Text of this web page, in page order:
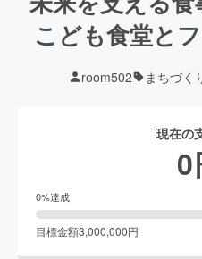
こども食堂と
room502 まちづく
現在の
0
0%達成
目標金額3,000,000円